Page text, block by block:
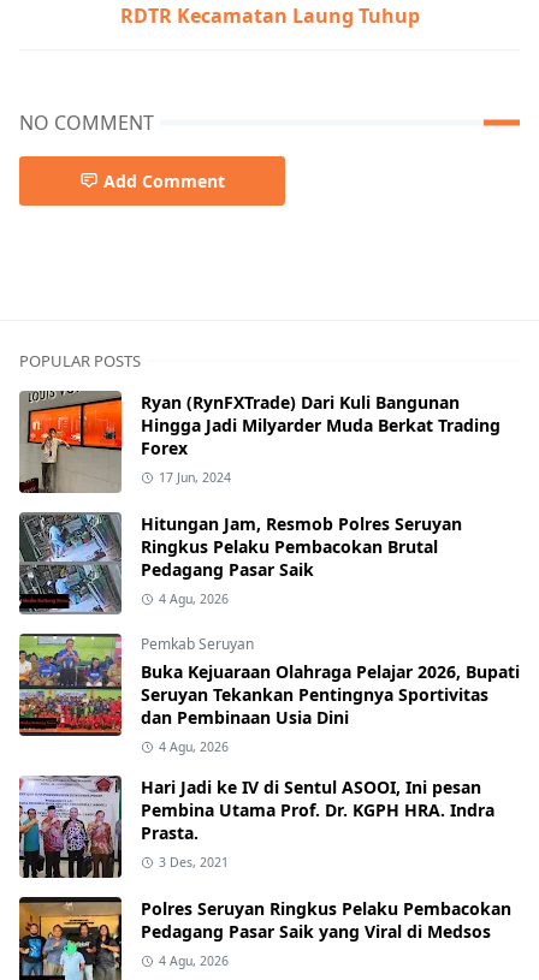
RDTR Kecamatan Laung Tuhup
NO COMMENT
Add Comment
POPULAR POSTS
Ryan (RynFXTrade) Dari Kuli Bangunan
Hingga Jadi Milyarder Muda Berkat Trading
Forex
17 Jun, 2024
Hitungan Jam, Resmob Polres Seruyan
Ringkus Pelaku Pembacokan Brutal
Pedagang Pasar Saik
4 Agu, 2026
Pemkab Seruyan
Buka Kejuaraan Olahraga Pelajar 2026, Bupati
Seruyan Tekankan Pentingnya Sportivitas
dan Pembinaan Usia Dini
4 Agu, 2026
Hari Jadi ke IV di Sentul ASOOI, Ini pesan
Pembina Utama Prof. Dr. KGPH HRA. Indra
Prasta.
3 Des, 2021
Polres Seruyan Ringkus Pelaku Pembacokan
Pedagang Pasar Saik yang Viral di Medsos
4 Agu, 2026